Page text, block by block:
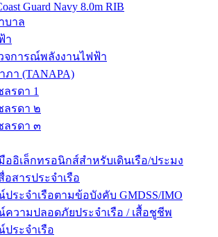
Guard Navy 8.0m RIB
บาล
า
จการณ์พลังงานไฟฟ้า
ภา (TANAPA)
ลรดา 1
ลรดา ๒
ลรดา ๓
ออิเล็กทรอนิกส์สำหรับเดินเรือ/ประมง
อสารประจำเรือ
ระจำเรือตามข้อบังคับ GMDSS/IMO
วามปลอดภัยประจำเรือ / เสื้อชูชีพ
ระจำเรือ